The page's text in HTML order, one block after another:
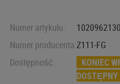
Numer artykułu:
Numer producenta:Z111-FG
Dostępność:
KONIEC
DOSTĘPNY